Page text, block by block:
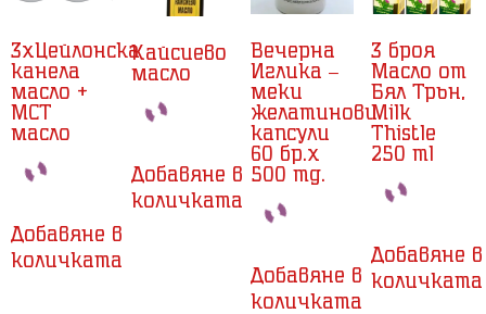
3xЦейлонска
канела
масло +
MCT
масло
Добавяне в
количката
Кайсиево
масло
Добавяне в
количката
Вечерна
Иглика –
меки
желатинови
капсули
60 бр.x
500 mg.
Добавяне в
количката
3 броя
Масло от
Бял Трън,
Milk
Thistle
250 ml
Добавяне в
количката